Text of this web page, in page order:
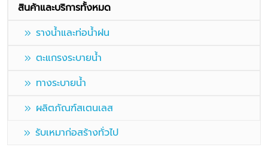
สินค้าและบริการทั้งหมด
รางน้ำและท่อน้ำฝน
ตะแกรงระบายน้ำ
ทางระบายน้ำ
ผลิตภัณฑ์สเตนเลส
รับเหมาก่อสร้างทั่วไป